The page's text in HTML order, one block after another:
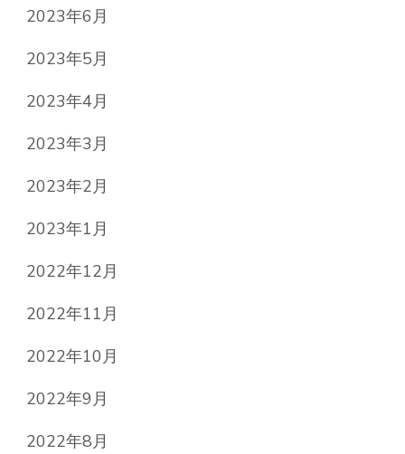
2023年6月
2023年5月
2023年4月
2023年3月
2023年2月
2023年1月
2022年12月
2022年11月
2022年10月
2022年9月
2022年8月